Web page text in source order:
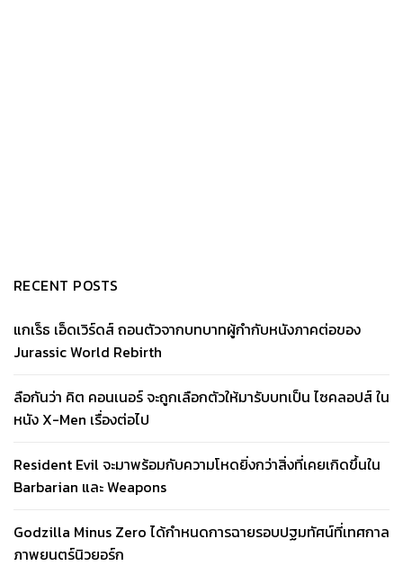
RECENT POSTS
แกเร็ธ เอ็ดเวิร์ดส์ ถอนตัวจากบทบาทผู้กำกับหนังภาคต่อของ
Jurassic World Rebirth
ลือกันว่า คิต คอนเนอร์ จะถูกเลือกตัวให้มารับบทเป็น ไซคลอปส์ ใน
หนัง X-Men เรื่องต่อไป
Resident Evil จะมาพร้อมกับความโหดยิ่งกว่าสิ่งที่เคยเกิดขึ้นใน
Barbarian และ Weapons
Godzilla Minus Zero ได้กำหนดการฉายรอบปฐมทัศน์ที่เทศกาล
ภาพยนตร์นิวยอร์ก